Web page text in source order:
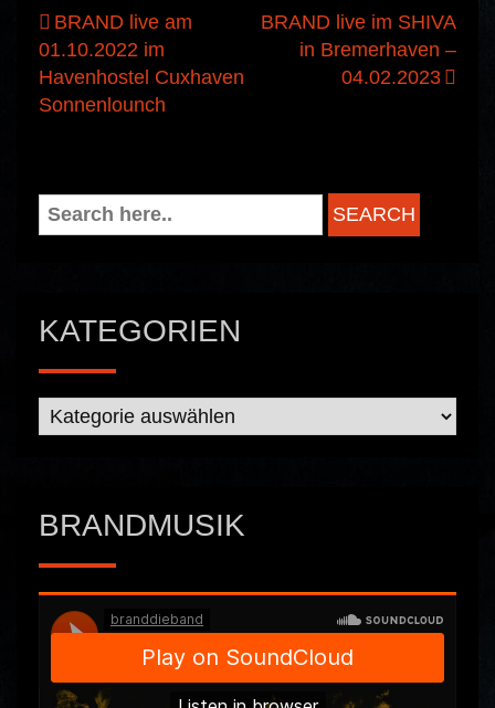
Beitragsnavigation
BRAND live am
01.10.2022 im
Havenhostel Cuxhaven
Sonnenlounch
BRAND live im SHIVA
in Bremerhaven –
04.02.2023
KATEGORIEN
Kategorien
BRANDMUSIK